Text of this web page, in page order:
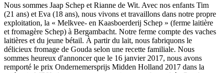
Nous sommes Jaap Schep et Rianne de Wit. Avec nos enfants Tim
(21 ans) et Eva (18 ans), nous vivons et travaillons dans notre propre
exploitation, la « Melkvee- en Kaasboerderij Schep » (ferme laitière
et fromagère Schep) à Bergambacht. Notre ferme compte des vaches
laitières et du jeune bétail. À partir du lait, nous fabriquons le
délicieux fromage de Gouda selon une recette familiale. Nous
sommes heureux d'annoncer que le 16 janvier 2017, nous avons
remporté le prix Ondernemersprijs Midden Holland 2017 dans la